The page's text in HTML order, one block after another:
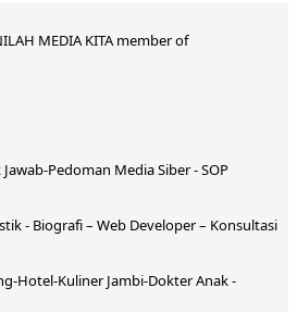
MEDIA KITA member of
Jawab-Pedoman Media Siber-SOP
- Biografi– Web Developer– Konsultasi
Hotel-KulinerJambi-DokterAnak -